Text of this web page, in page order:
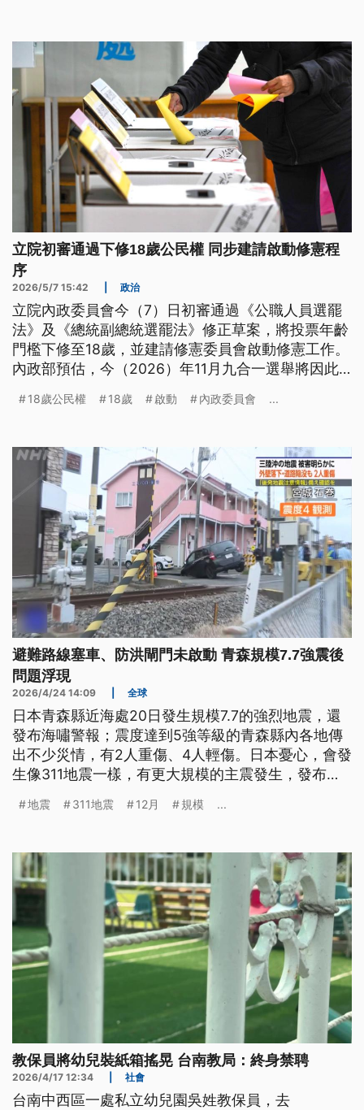
立院初審通過下修18歲公民權 同步建請啟動修憲程
序
2026/5/7 15:42 政治
立院內政委員會今（7）日初審通過《公職人員選罷
法》及《總統副總統選罷法》修正草案，將投票年齡
門檻下修至18歲，並建請修憲委員會啟動修憲工作。
內政部預估，今（2026）年11月九合一選舉將因此
間晚於8月20日發布的選舉公告，則本次選舉仍適用
18歲公民權 18歲 啟動 內政委員會 ...
避難路線塞車、防洪閘門未啟動 青森規模7.7強震後
問題浮現
2026/4/24 14:09 全球
日本青森縣近海處20日發生規模7.7的強烈地震，還
發布海嘯警報；震度達到5強等級的青森縣內各地傳
出不少災情，有2人重傷、4人輕傷。日本憂心，會發
生像311地震一樣，有更大規模的主震發生，發布了
戒，隨時準備好避難。而這次強震，也讓包括防洪閘
浮現，有待地方政府著手解決。
地震 311地震 12月 規模 ...
教保員將幼兒裝紙箱搖晃 台南教局：終身禁聘
2026/4/17 12:34 社會
台南中西區一處私立幼兒園吳姓教保員，去